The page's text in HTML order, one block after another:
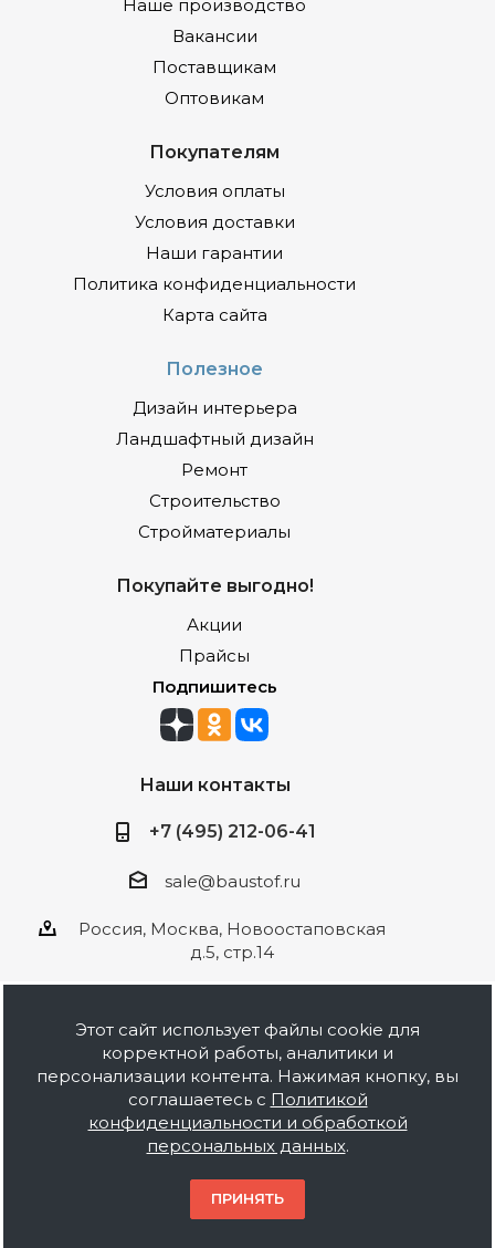
Наше производство
Вакансии
Поставщикам
Оптовикам
Покупателям
Условия оплаты
Условия доставки
Наши гарантии
Политика конфиденциальности
Карта сайта
Полезное
Дизайн интерьера
Ландшафтный дизайн
Ремонт
Строительство
Стройматериалы
Покупайте выгодно!
Акции
Прайсы
Подпишитесь
Наши контакты
+7 (495) 212-06-41
sale@baustof.ru
Россия, Москва, Новоостаповская
д.5, стр.14
2026 © ООО Баустов. Собственное
производство лакокрасочной продукции,
оптовая и розничная продажа строительных
материалов, комплектация объектов под ключ.
Информация на сайте носит ознакомительный
характер и не является публичной офертой.
Этот сайт использует файлы cookie для
корректной работы, аналитики и
персонализации контента. Нажимая кнопку, вы
соглашаетесь с Политикой
конфиденциальности и обработкой
персональных данных.
ПРИНЯТЬ